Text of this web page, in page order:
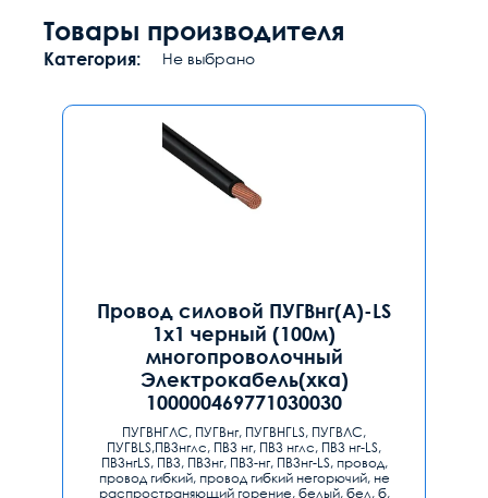
Товары производителя
Категория: Не выбрано
Провод силовой ПУГВнг(А)-LS
1х1 черный (100м)
многопроволочный
Электрокабель(хка)
100000469771030030
ПУГВНГЛС, ПУГВнг, ПУГВНГLS, ПУГВЛС,
ПУГВLS,ПВ3нглс, ПВ3 нг, ПВ3 нглс, ПВ3 нг-LS,
ПВ3нгLS, ПВ3, ПВ3нг, ПВ3-нг, ПВ3нг-LS, провод,
провод гибкий, провод гибкий негорючий, не
распространяющий горение, белый, бел, б,